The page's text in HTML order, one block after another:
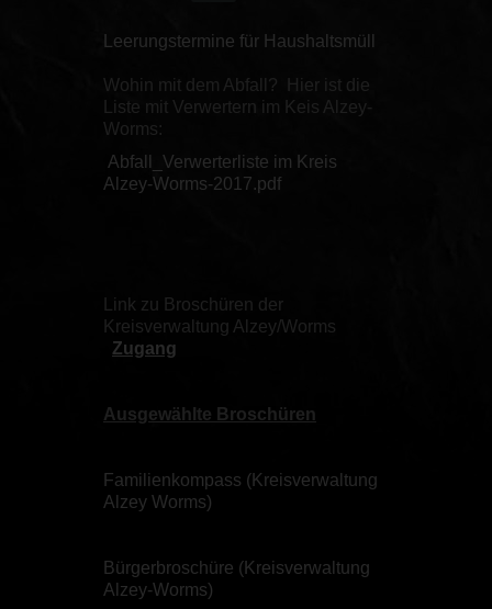
Leerungstermine für Haushaltsmüll
Wohin mit dem Abfall? Hier ist die
Liste mit Verwertern im Keis Alzey-
Worms:
Abfall_Verwerterliste im Kreis
Alzey-Worms-2017.pdf
Link zu Broschüren der
Kreisverwaltung Alzey/Worms
Zugang
Ausgewählte Broschüren
Familienkompass (Kreisverwaltung
Alzey Worms)
Bürgerbroschüre (Kreisverwaltung
Alzey-Worms)